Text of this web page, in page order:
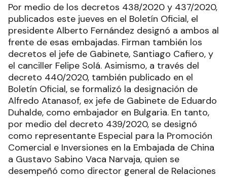
Por medio de los decretos 438/2020 y 437/2020,
publicados este jueves en el Boletín Oficial, el
presidente Alberto Fernández designó a ambos al
frente de esas embajadas. Firman también los
decretos el jefe de Gabinete, Santiago Cafiero, y
el canciller Felipe Solá. Asimismo, a través del
decreto 440/2020, también publicado en el
Boletín Oficial, se formalizó la designación de
Alfredo Atanasof, ex jefe de Gabinete de Eduardo
Duhalde, como embajador en Bulgaria. En tanto,
por medio del decreto 439/2020, se designó
como representante Especial para la Promoción
Comercial e Inversiones en la Embajada de China
a Gustavo Sabino Vaca Narvaja, quien se
desempeñó como director general de Relaciones